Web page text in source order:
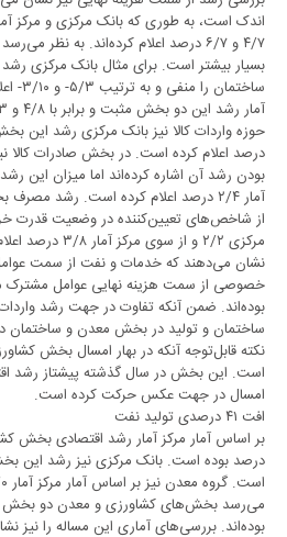
اندک است، به طوری که بانک مرکزی و مرکز
۴/۷ و ۶/۷ درصد اعلام کرده‌اند. به
بسیار بیشتر است. برای مثال بانک مرکزی
درصد اعلام کرده است. در بخش صادرات کالا
آمار ۲/۴ درصد اعلام کرده است. رشد
از شاخص‌های تعیین‌کننده در وضعیت قدرت
مرکزی ۲/۲ و از
نشان می‌دهند که خدمات و نفت از سمت
خصوصی از سمت هزینه نهایی عوامل مشترک
بوده‌اند. ضمن آنکه تفاوت در جهت رشد
ساختمان و تولید در بخش معدن و ساختمان در
نکته قابل‌توجه آنکه در بهار امسال بخش
است. این بخش در سال گذشته پیشتاز رشد
امسال در جهت عکس حرکت کرده است.
افت ۴۱ درصدی تولید نفت
می‌رسد بخش‌های کشاورزی و معدن دو بخش
بوده‌اند. بررسی‌های آماری این مساله را نیز